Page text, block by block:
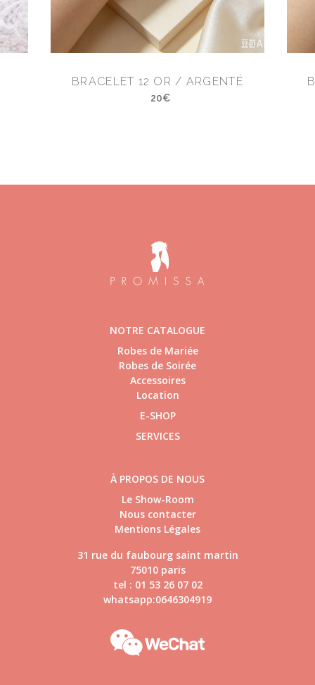
BRACELET 12 OR / ARGENTÉ
20€
NOTRE CATALOGUE
Robes de Mariée
Robes de Soirée
Accessoires
Location
E-SHOP
SERVICES
À PROPOS DE NOUS
Le Show-Room
Nous contacter
Mentions Légales
31 rue du faubourg saint martin
75010 paris
tel : 01 53 26 07 02
whatsapp:0646304919